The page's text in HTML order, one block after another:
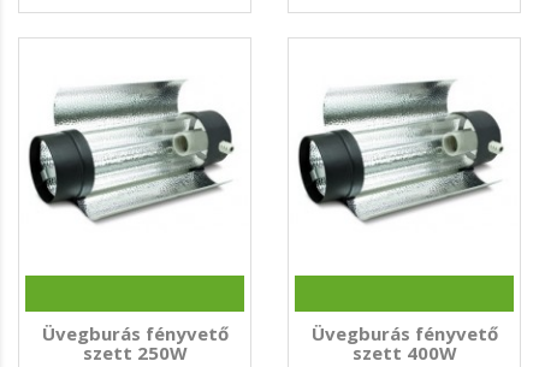
Üvegburás fényvető
szett 250W
Üvegburás fényvető
szett 400W